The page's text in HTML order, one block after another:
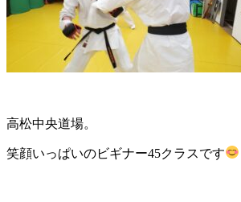
高松中央道場。
笑顔いっぱいのビギナー45クラスです